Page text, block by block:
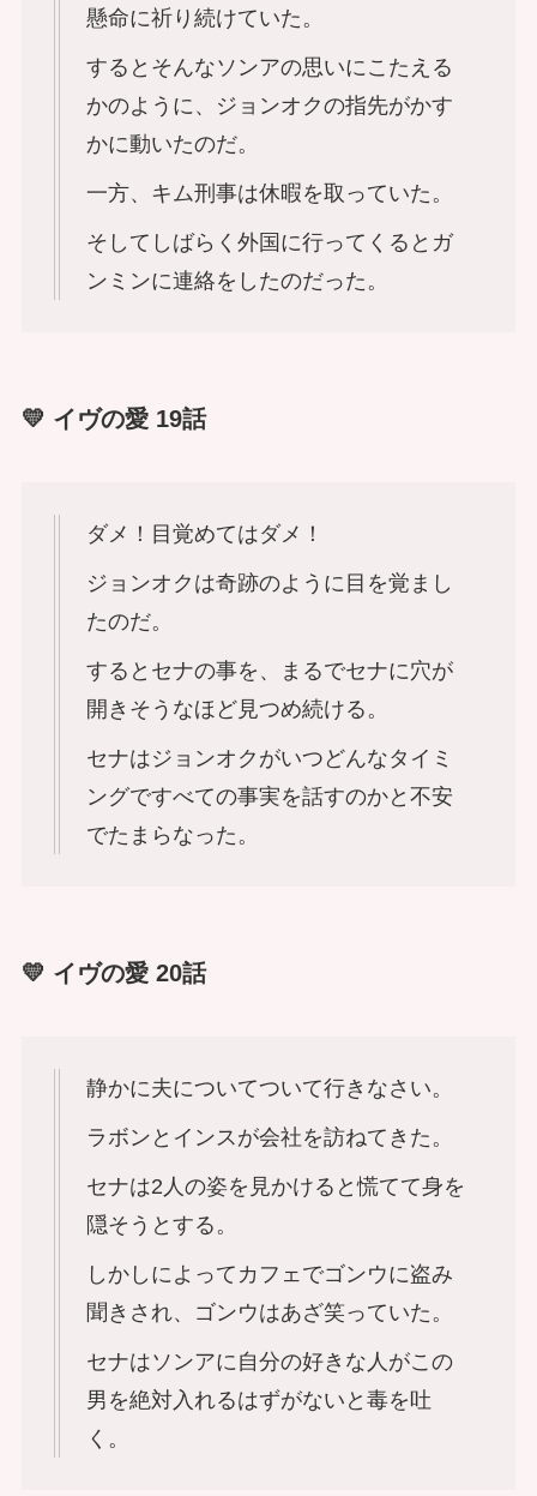
懸命に祈り続けていた。
するとそんなソンアの思いにこたえる
かのように、ジョンオクの指先がかす
かに動いたのだ。
一方、キム刑事は休暇を取っていた。
そしてしばらく外国に行ってくるとガ
ンミンに連絡をしたのだった。
💛 イヴの愛 19話
ダメ！目覚めてはダメ！
ジョンオクは奇跡のように目を覚まし
たのだ。
するとセナの事を、まるでセナに穴が
開きそうなほど見つめ続ける。
セナはジョンオクがいつどんなタイミ
ングですべての事実を話すのかと不安
でたまらなった。
💛 イヴの愛 20話
静かに夫についてついて行きなさい。
ラボンとインスが会社を訪ねてきた。
セナは2人の姿を見かけると慌てて身を
隠そうとする。
しかしによってカフェでゴンウに盗み
聞きされ、ゴンウはあざ笑っていた。
セナはソンアに自分の好きな人がこの
男を絶対入れるはずがないと毒を吐
く。